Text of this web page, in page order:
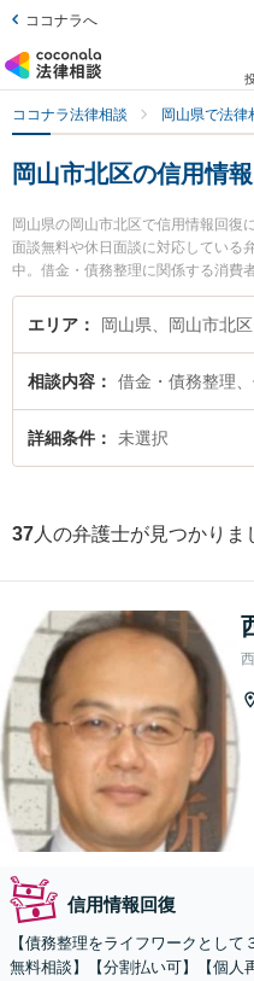
ココナラへ
ココナラ法律相談 岡山県で法律
岡山市北区の信用情
岡山県の岡山市北区で信用情報回復
面談無料や休日面談に対応している
中。借金・債務整理に関係する消費
整理、リボ払いの債務整理等の細か
特に西村法律事務所の西村 広基弁
夜間に発生した信用情報回復のトラ
用情報回復のトラブル解決の実績豊
談無料で信用情報回復を法律相談で
エリア 岡山県、岡山市北区
相談内容 借金・債務整理
詳細条件 未選択
37 人の弁護士が見つかりま
信用情報回復
【債務整理をライフワークとし
無料相談】【分割払い可】【個人